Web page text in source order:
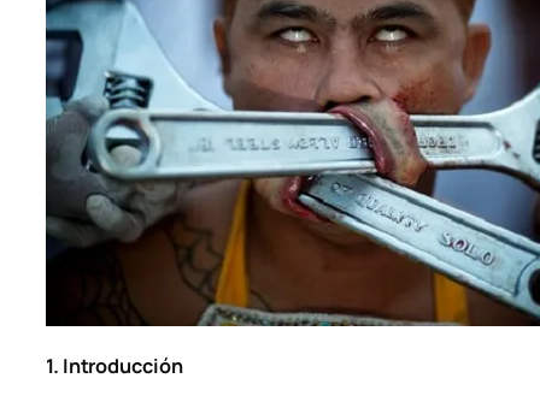
1. Introducción